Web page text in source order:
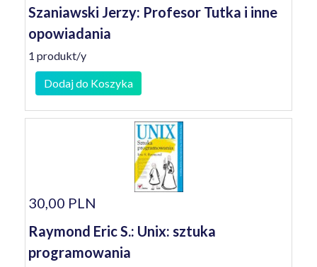
Szaniawski Jerzy: Profesor Tutka i inne
opowiadania
1 produkt/y
Dodaj do Koszyka
30,00 PLN
Raymond Eric S.: Unix: sztuka
programowania